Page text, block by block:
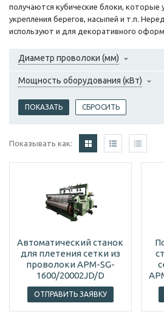
получаются кубические блоки, которые
укрепления берегов, насыпей и т.п.
используют и для декоративного
Диаметр проволоки (мм)
Мощность оборудования (кВт)
Показывать как:
Автоматический станок
для плетения сетки из
проволоки APM-SG-
1600/20002JD/D
ОТПРАВИТЬ ЗАЯВКУ